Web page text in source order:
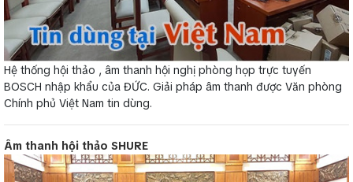
Hệ thống hội thảo , âm thanh hội nghị phòng họp trực tuyến
BOSCH nhập khẩu của ĐỨC. Giải pháp âm thanh được Văn phòng
Chính phủ Việt Nam tin dùng.
Âm thanh hội thảo SHURE